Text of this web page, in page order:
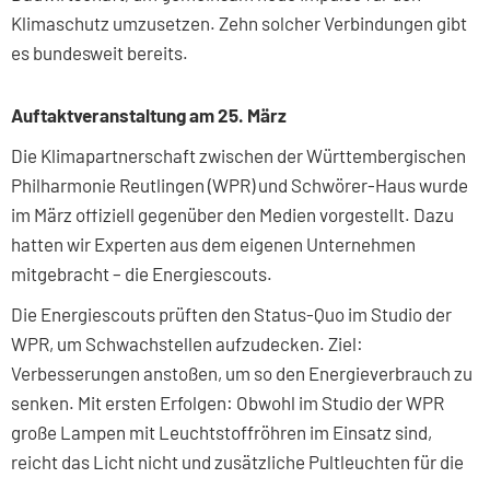
Klimaschutz umzusetzen. Zehn solcher Verbindungen gibt
es bundesweit bereits.
Auftaktveranstaltung am 25. März
Die Klimapartnerschaft zwischen der Württembergischen
Philharmonie Reutlingen (WPR) und Schwörer-Haus wurde
im März offiziell gegenüber den Medien vorgestellt. Dazu
hatten wir Experten aus dem eigenen Unternehmen
mitgebracht – die Energiescouts.
Die Energiescouts prüften den Status-Quo im Studio der
WPR, um Schwachstellen aufzudecken. Ziel:
Verbesserungen anstoßen, um so den Energieverbrauch zu
senken. Mit ersten Erfolgen: Obwohl im Studio der WPR
große Lampen mit Leuchtstoffröhren im Einsatz sind,
reicht das Licht nicht und zusätzliche Pultleuchten für die